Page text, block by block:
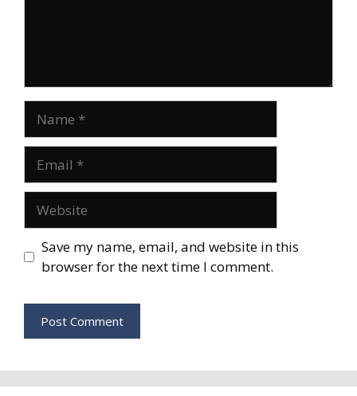
Save my name, email, and website in this
browser for the next time I comment.